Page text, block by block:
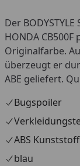
Der
HONDA
Originalfarbe.
überzeugt er
ABE geliefert.
Bugspoiler
ABS Kunststoff
blau